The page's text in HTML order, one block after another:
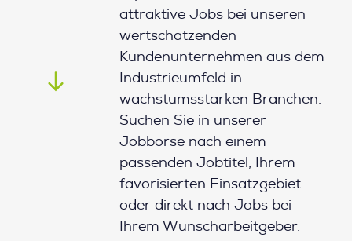
attraktive Jobs bei unseren
wertschätzenden
Kundenunternehmen aus dem
Industrieumfeld in
wachstumsstarken Branchen.
Suchen Sie in unserer
Jobbörse nach einem
passenden Jobtitel, Ihrem
favorisierten Einsatzgebiet
oder direkt nach Jobs bei
Ihrem Wunscharbeitgeber.